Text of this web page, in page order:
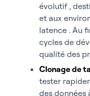
évolutif ,
et aux
latence . Au
cycles de
qualité des
Clonage de
tester
des données